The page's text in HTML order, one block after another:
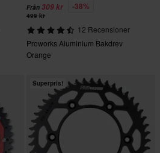
Från 309 kr -38%
499 kr
12 Recensioner
Proworks Aluminium Bakdrev
Orange
Superpris!